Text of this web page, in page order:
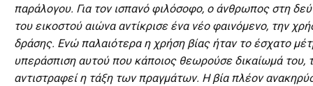
παράλογου. Για τον ισπανό φιλόσοφο, ο άνθρωπος στη
του εικοστού αιώνα αντίκρισε ένα νέο φαινόμενο, την
δράσης. Ενώ παλαιότερα η χρήση βίας ήταν το έσχατο
υπεράσπιση αυτού που κάποιος θεωρούσε δικαίωμά του,
αντιστραφεί η τάξη των πραγμάτων. Η βία πλέον